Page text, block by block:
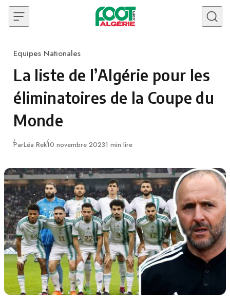
Skip to content
Category
Equipes Nationales
La liste de l’Algérie pour les
éliminatoires de la Coupe du
Monde
ParLéa RekPublié
10 novembre 20231 min lire